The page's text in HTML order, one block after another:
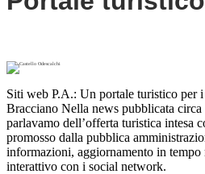
Siti web P.A.: Un portale turistico per
Bracciano Nella news pubblicata circa
parlavamo dell’offerta turistica intesa
promosso dalla pubblica
informazioni, aggiornamento in tempo
interattivo con i social network.